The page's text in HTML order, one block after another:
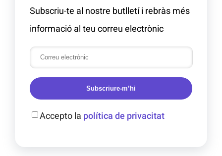
Subscriu-te al nostre butlletí i rebràs més
informació al teu correu electrònic
Subscriure-m’hi
Accepto la política de privacitat